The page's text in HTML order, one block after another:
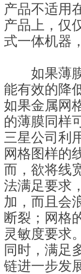
产品不适用
产品上，仅
式一体机器
如果薄膜
能有效的降
如果金属网
的薄膜同样
三星公司利
网格图样的
而，欲将线
法满足要求
加，而且会
断裂；网格
灵敏度要求
同时，满足
链进一步发